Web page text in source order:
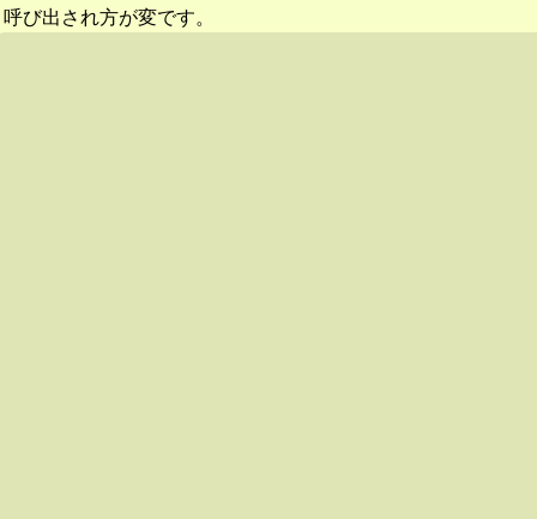
呼び出され方が変です。